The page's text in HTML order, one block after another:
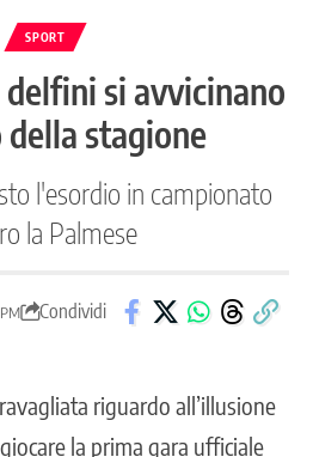
SPORT
si avvicinano
della stagione
l'esordio in campionato
la Palmese
Condividi
riguardo all’illusione
la prima gara ufficiale